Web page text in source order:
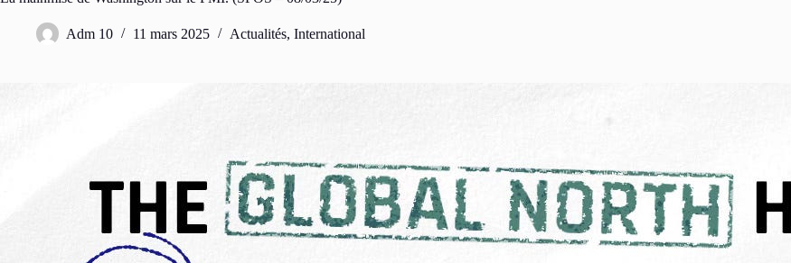
Adm 10 11 mars 2025 Actualités, International